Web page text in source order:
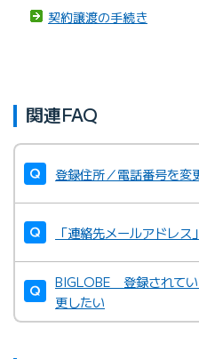
契約譲渡の手続き
関連FAQ
登録住所／電話番号を変
「連絡先メールアドレ
BIGLOBE 登録されてい
更したい